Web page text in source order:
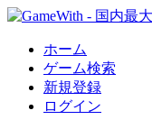
ホーム
ゲーム検索
新規登録
ログイン